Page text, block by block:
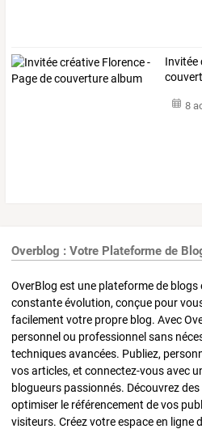
Invitée
8
Overblog : Votre Plateforme de
OverBlog est une plateforme de blogs
constante évolution, conçue pour
facilement votre propre blog. Avec
personnel ou professionnel sans
techniques avancées. Publiez,
vos articles, et connectez-vous avec
blogueurs passionnés. Découvrez
optimiser le référencement de vos
visiteurs. Créez votre espace en ligne